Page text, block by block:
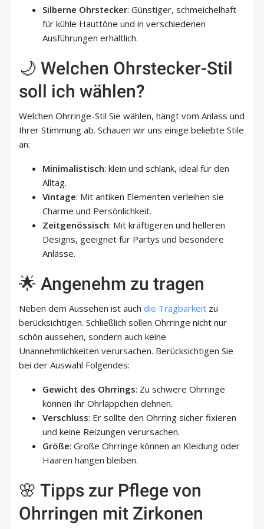
Silberne Ohrstecker: Günstiger, schmeichelhaft
für kühle Hauttöne und in verschiedenen
Ausführungen erhältlich.
🌙 Welchen Ohrstecker-Stil
soll ich wählen?
Welchen Ohrringe-Stil Sie wählen, hängt vom Anlass und
Ihrer Stimmung ab. Schauen wir uns einige beliebte Stile
an:
Minimalistisch: klein und schlank, ideal für den
Alltag.
Vintage: Mit antiken Elementen verleihen sie
Charme und Persönlichkeit.
Zeitgenössisch: Mit kräftigeren und helleren
Designs, geeignet für Partys und besondere
Anlässe.
🌟 Angenehm zu tragen
Neben dem Aussehen ist auch die Tragbarkeit zu
berücksichtigen. Schließlich sollen Ohrringe nicht nur
schön aussehen, sondern auch keine
Unannehmlichkeiten verursachen. Berücksichtigen Sie
bei der Auswahl Folgendes:
Gewicht des Ohrrings: Zu schwere Ohrringe
können Ihr Ohrläppchen dehnen.
Verschluss: Er sollte den Ohrring sicher fixieren
und keine Reizungen verursachen.
Größe: Große Ohrringe können an Kleidung oder
Haaren hängen bleiben.
🌸 Tipps zur Pflege von
Ohrringen mit Zirkonen